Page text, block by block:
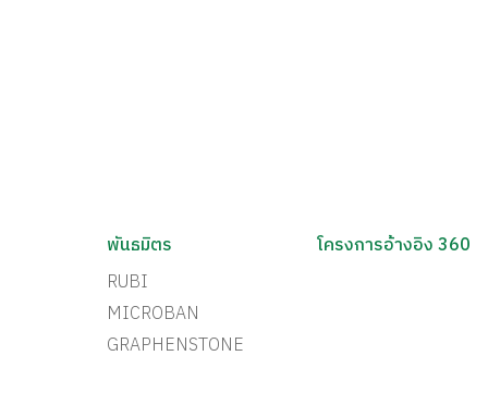
พันธมิตร
RUBI
MICROBAN
GRAPHENSTONE
โครงการอ้างอิง 360